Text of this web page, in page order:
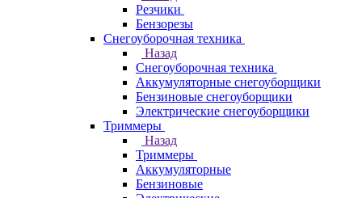
Резчики
Бензорезы
Снегоуборочная техника
Назад
Снегоуборочная техника
Аккумуляторные снегоуборщики
Бензиновые снегоуборщики
Электрические снегоуборщики
Триммеры
Назад
Триммеры
Аккумуляторные
Бензиновые